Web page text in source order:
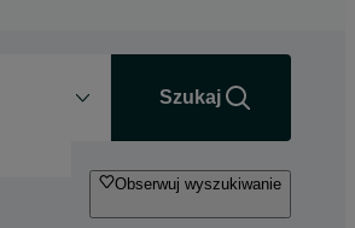
Szukaj
Obserwuj wyszukiwanie